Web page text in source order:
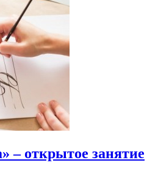
– открытое занятие